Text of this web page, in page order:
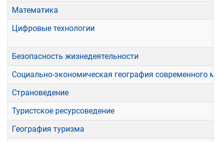
Математика
Цифровые технологии
Безопасность жизнедеятельности
Социально-экономическая география современного
Страноведение
Туристское ресурсоведение
География туризма